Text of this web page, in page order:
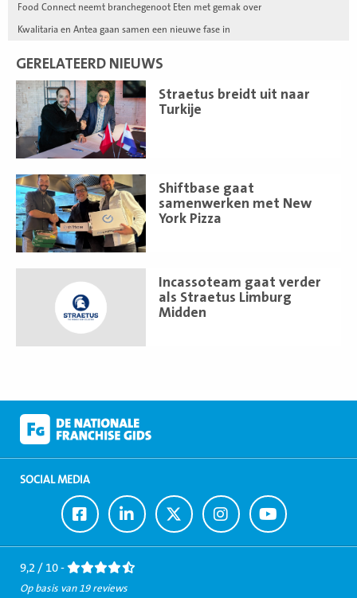
Food Connect neemt branchegenoot Eten met gemak over
Kwalitaria en Antea gaan samen een nieuwe fase in
GERELATEERD NIEUWS
Straetus breidt uit naar
Turkije
Lees
meer
Shiftbase gaat
samenwerken met New
York Pizza
Lees
meer
Incassoteam gaat verder
als Straetus Limburg
Midden
SOCIAL MEDIA
Ga
naar
Facebook
Ga
naar
LinkedIn
Ga
naar
Twitter
Ga
naar
Instagram
Ga
naar
Youtube
9,2 / 10 -
Op basis van 19 reviews